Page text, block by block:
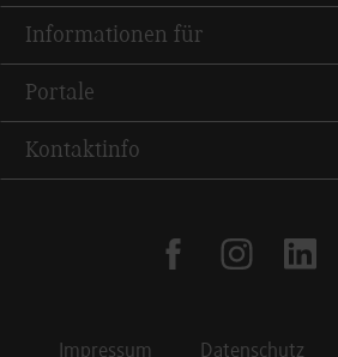
Informationen für
Portale
Kontaktinfo
facebookinstagramlinkedin